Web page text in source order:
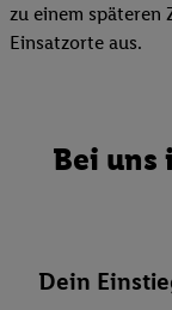
zu einem
Einsatzorte aus.
Bei uns
Dein